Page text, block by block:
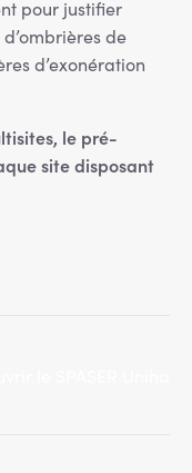
pour justifier
de
d’exonération
le pré-
site disposant